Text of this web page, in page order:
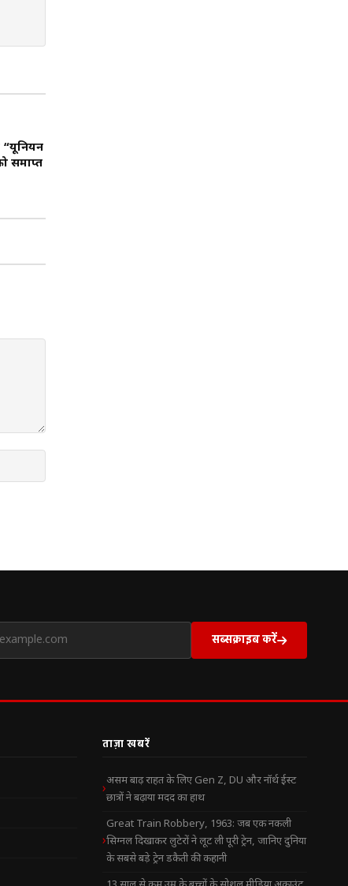
समाप्त
सब्सक्राइब करें
ताज़ा खबरें
असम बाढ़ राहत के लिए Gen Z, DU और नॉर्थ ईस्ट
छात्रों ने बढ़ाया मदद का हाथ
Great Train Robbery, 1963: जब एक नकली
सिग्नल दिखाकर लुटेरों ने लूट ली पूरी ट्रेन, जानिए दुनिया
के सबसे बड़े ट्रेन डकैती की कहानी